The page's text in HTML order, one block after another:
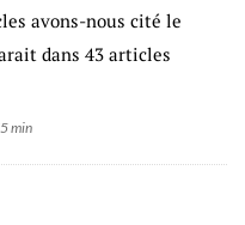
avons-nous cité le
dans 43 articles
min